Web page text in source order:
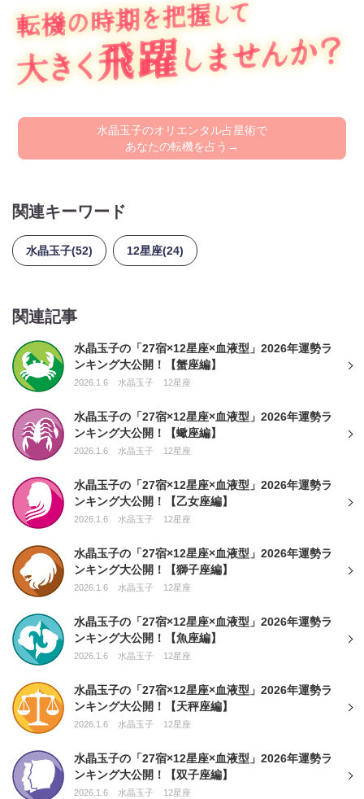
水晶玉子のオリエンタル占星術で
あなたの転機を占う→
関連キーワード
水晶玉子(52) 12星座(24)
関連記事
水晶玉子の「27宿×12星座×血液型」2026年運勢ラ
ンキング大公開！【蟹座編】
2026.1.6 水晶玉子 12星座
水晶玉子の「27宿×12星座×血液型」2026年運勢ラ
ンキング大公開！【蠍座編】
2026.1.6 水晶玉子 12星座
水晶玉子の「27宿×12星座×血液型」2026年運勢ラ
ンキング大公開！【乙女座編】
2026.1.6 水晶玉子 12星座
水晶玉子の「27宿×12星座×血液型」2026年運勢ラ
ンキング大公開！【獅子座編】
2026.1.6 水晶玉子 12星座
水晶玉子の「27宿×12星座×血液型」2026年運勢ラ
ンキング大公開！【魚座編】
2026.1.6 水晶玉子 12星座
水晶玉子の「27宿×12星座×血液型」2026年運勢ラ
ンキング大公開！【天秤座編】
2026.1.6 水晶玉子 12星座
水晶玉子の「27宿×12星座×血液型」2026年運勢ラ
ンキング大公開！【双子座編】
2026.1.6 水晶玉子 12星座